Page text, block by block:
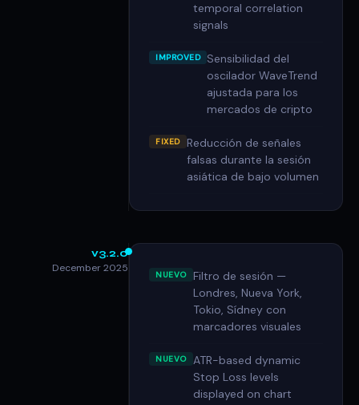
temporal correlation
signals
IMPROVED
Sensibilidad del
oscilador WaveTrend
ajustada para los
mercados de cripto
FIXED
Reducción de señales
falsas durante la sesión
asiática de bajo volumen
v3.2.0
December 2025
NUEVO
Filtro de sesión —
Londres, Nueva York,
Tokio, Sídney con
marcadores visuales
NUEVO
ATR-based dynamic
Stop Loss levels
displayed on chart